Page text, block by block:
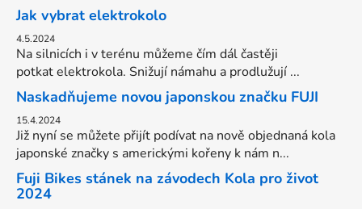
Jak vybrat elektrokolo
4.5.2024
Na silnicích i v terénu můžeme čím dál častěji
potkat elektrokola. Snižují námahu a prodlužují ...
Naskadňujeme novou japonskou značku FUJI
15.4.2024
Již nyní se můžete přijít podívat na nově objednaná kola
japonské značky s americkými kořeny k nám n...
Fuji Bikes stánek na závodech Kola pro život
2024